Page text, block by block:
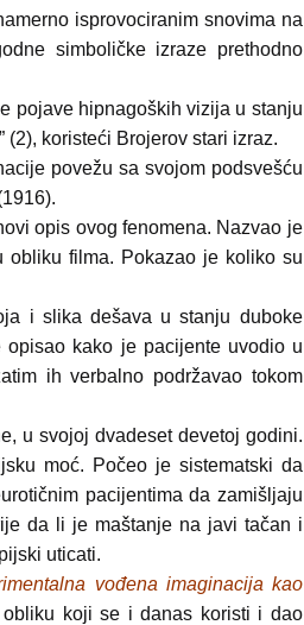
isprovociranim snovima na
simboličke izraze prethodno
pojave hipnagoških vizija u stanju
(2), koristeći Brojerov stari izraz.
povežu sa svojom podsvešću
opis ovog fenomena. Nazvao je
obliku filma. Pokazao je koliko su
i slika dešava u stanju duboke
kako je pacijente uvodio u
ih verbalno podržavao tokom
u svojoj dvadeset devetoj godini.
moć. Počeo je sistematski da
pacijentima da zamišljaju
da li je maštanje na javi tačan i
uticati.
vođena imaginacija kao
koji se i danas koristi i dao